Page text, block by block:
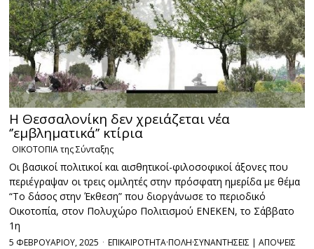
Η Θεσσαλονίκη δεν χρειάζεται νέα
‘’εμβληματικά’’ κτίρια
ΟΙΚΟΤΟΠΙΑ της Σύνταξης
Οι βασικοί πολιτικοί και αισθητικοί-φιλοσοφικοί άξονες που
περιέγραψαν οι τρεις ομιλητές στην πρόσφατη ημερίδα με θέμα
“Το δάσος στην Έκθεση” που διοργάνωσε το περιοδικό
Οικοτοπία, στον Πολυχώρο Πολιτισμού ΕΝΕΚΕΝ, το Σάββατο
1η
5 ΦΕΒΡΟΥΑΡΙΟΥ, 2025 ΕΠΙΚΑΙΡΟΤΗΤΑ·ΠΟΛΗ·ΣΥΝΑΝΤΗΣΕΙΣ | ΑΠΟΨΕΙΣ